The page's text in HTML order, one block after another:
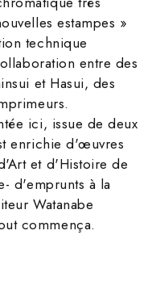
estampes »
technique
entre des
et Hasui, des
ici, issue de deux
enrichie d'œuvres
et d'Histoire de
d'emprunts à la
Watanabe
commença.